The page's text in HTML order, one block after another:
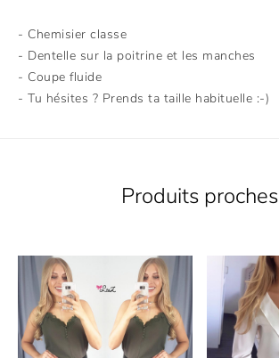
- Chemisier classe
- Dentelle sur la poitrine et les manches
- Coupe fluide
- Tu hésites ? Prends ta taille habituelle :-)
Produits proches